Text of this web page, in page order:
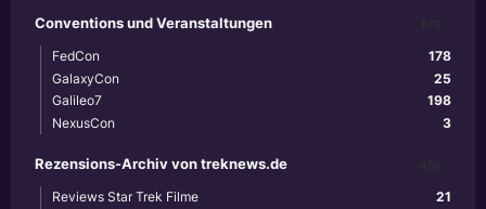
Conventions und Veranstaltungen
178
FedCon
25
GalaxyCon
198
Galileo7
3
NexusCon
Rezensions-Archiv von treknews.de
21
Reviews Star Trek Filme